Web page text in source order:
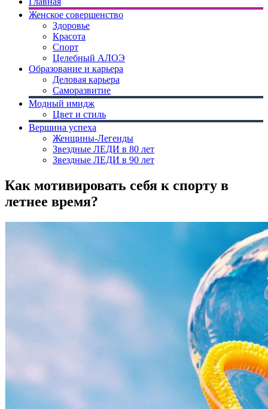
Женское совершенство
Здоровье
Красота
Спорт
Целебный АЛОЭ
Образование и карьера
Деловая карьера
Саморазвитие
Модный имидж
Цвет и стиль
Вершина успеха
Женщины-Легенды
Звездные ЛЕДИ в 80 лет
Звездные ЛЕДИ в 90 лет
Как мотивировать себя к спорту в
летнее время?